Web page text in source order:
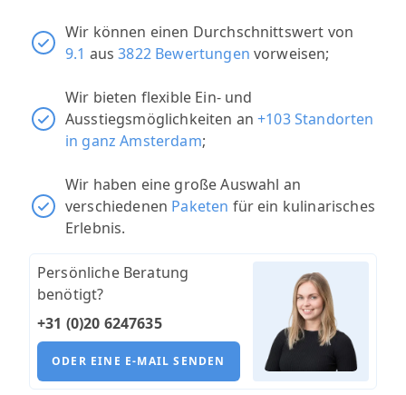
Wir können einen Durchschnittswert von
9.1 aus3822 Bewertungen vorweisen;
Wir bieten flexible Ein- und
Ausstiegsmöglichkeiten an+103 Standorten
in ganz Amsterdam;
Wir haben eine große Auswahl an
verschiedenen Paketen für ein kulinarisches
Erlebnis.
Persönliche Beratung
benötigt?
+31 (0)20 6247635
ODER EINE E-MAIL SENDEN